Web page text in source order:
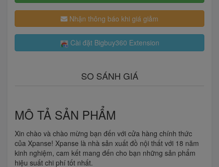
Nhận thông báo khi giá giảm
Cài đặt Bigbuy360 Extension
SO SÁNH GIÁ
MÔ TẢ SẢN PHẨM
Xin chào và chào mừng bạn đến với cửa hàng chính thức
của Xpanse! Xpanse là nhà sản xuất đồ nội thất với 18 năm
kinh nghiệm, cam kết mang đến cho bạn những sản phẩm
hiệu suất chi phí tốt nhất.